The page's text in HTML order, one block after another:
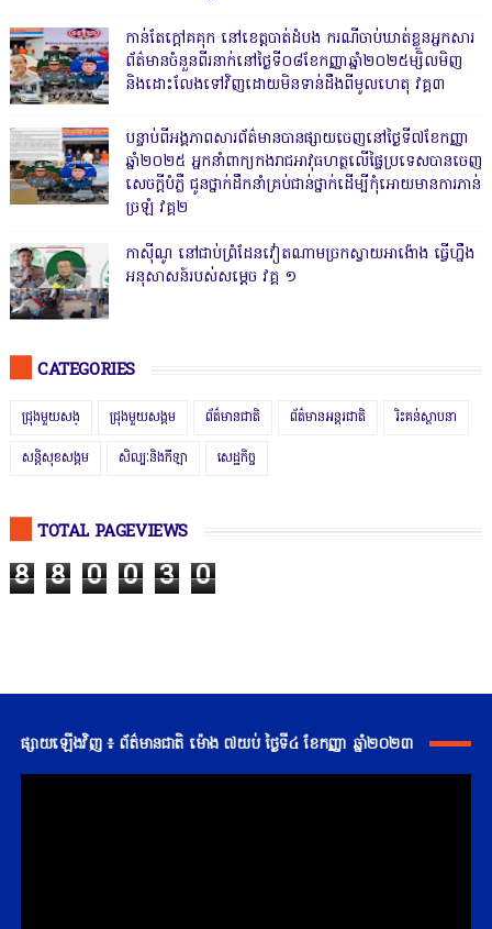
កាន់តែក្តៅគគុក នៅខេត្តបាត់ដំបង ករណីចាប់ឃាត់ខ្លួនអ្នកសារ
ព័ត៌មានចំនួនពីរនាក់នៅថ្ងៃទី០៨ខែកញ្ញាឆ្នាំ២០២៥ម្សិលមិញ
និងដោះលែងទៅវិញដោយមិនទាន់ដឹងពីមូលហេតុ វគ្គ៣
បន្ទាប់ពីអង្គភាពសារព័ត៌មានបានផ្សាយចេញនៅថ្ងៃទី៧ខែកញ្ញា
ឆ្នាំ២០២៥ អ្នកនាំពាក្យកងរាជអាវុធហត្ថលើផ្ទៃប្រទេសបានចេញ
សេចក្តីបំភ្លឺ ជូនថ្នាក់ដឹកនាំគ្រប់ជាន់ថ្នាក់ដើម្បីកុំអោយមានការភាន់
ច្រឡំ វគ្គ២
កាសុីណូ នៅជាប់ព្រំដែនវៀតណាមច្រកស្វាយអាង៉ោង ធ្វើហ្នឹង
អនុសាសន៍របស់សម្ដេច វគ្គ ១
CATEGORIES
ជ្រុងមួយសង្ ជ្រុងមួយសង្គម ព័ត៌មានជាតិ ព័ត៌មានអន្តរជាតិ រិះគន់ស្ថាបនា
សន្តិសុខសង្គម សិល្បៈនិងកីឡា សេដ្ឋកិច្ច
TOTAL PAGEVIEWS
8 8 0 0 3 0
ផ្សាយឡើងវិញ ៖ ព័ត៌មានជាតិ ម៉ោង ៧យប់ ថ្ងៃទី៤ ខែកញ្ញា ឆ្នាំ២០២៣